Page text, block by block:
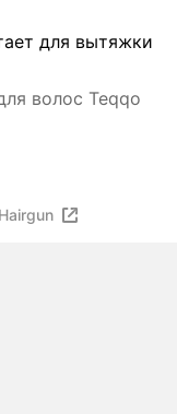
для вытяжки
волос Teqqo